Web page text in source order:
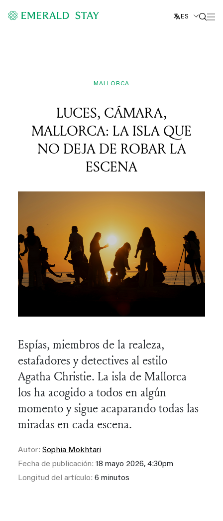
ES
MALLORCA
LUCES, CÁMARA,
MALLORCA: LA ISLA QUE
NO DEJA DE ROBAR LA
ESCENA
Espías, miembros de la realeza,
estafadores y detectives al estilo
Agatha Christie. La isla de Mallorca
los ha acogido a todos en algún
momento y sigue acaparando todas las
miradas en cada escena.
Autor: Sophia Mokhtari
Fecha de publicación: 18 mayo 2026, 4:30pm
Longitud del artículo: 6 minutos